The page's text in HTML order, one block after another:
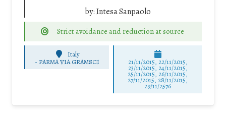
by:Intesa Sanpaolo
Strict avoidance and reduction at source
Italy
- PARMA VIA GRAMSCI 21/11/2015, 22/11/2015,
23/11/2015, 24/11/2015,
25/11/2015, 26/11/2015,
27/11/2015, 28/11/2015,
29/11/2576